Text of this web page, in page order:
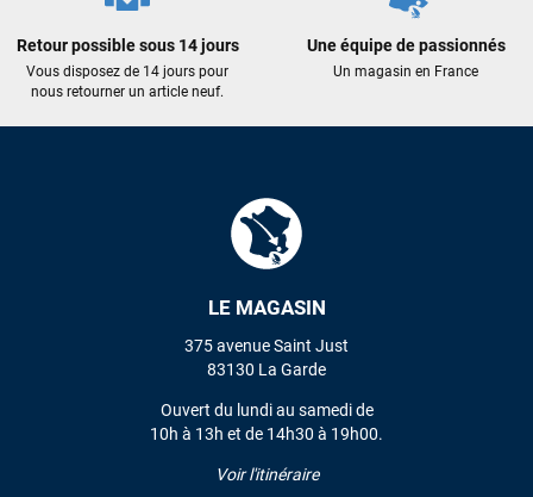
Retour possible sous 14 jours
Vous disposez de 14 jours pour
nous retourner un article neuf.
Une équipe de passionnés
Un magasin en France
LE MAGASIN
375 avenue Saint Just
83130 La Garde
Ouvert du lundi au samedi de
10h à 13h et de 14h30 à 19h00.
Voir l'itinéraire